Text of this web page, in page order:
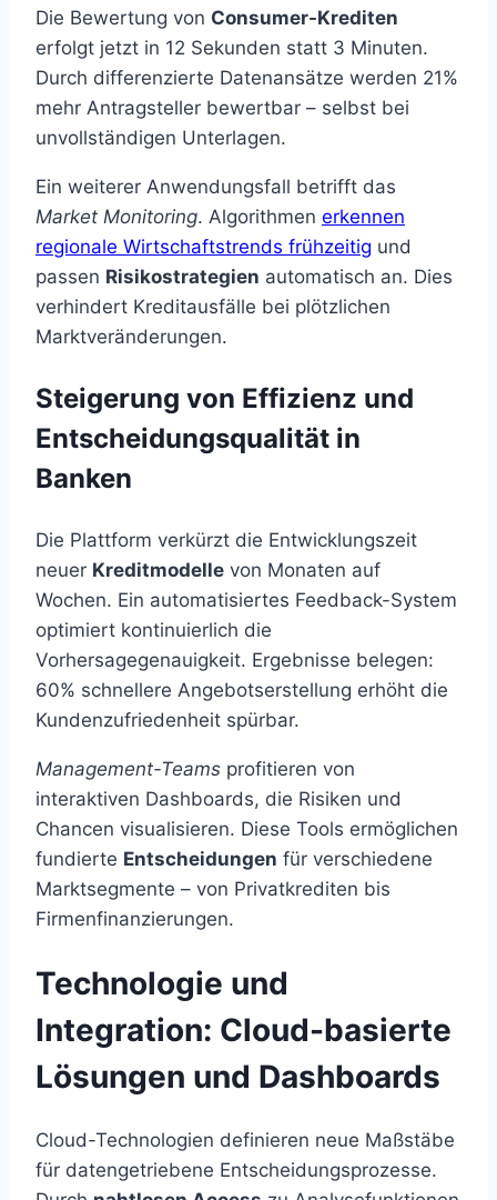
Die Bewertung von Consumer-Krediten
erfolgt jetzt in 12 Sekunden statt 3 Minuten.
Durch differenzierte Datenansätze werden 21%
mehr Antragsteller bewertbar – selbst bei
unvollständigen Unterlagen.
Ein weiterer Anwendungsfall betrifft das
Market Monitoring. Algorithmen erkennen
regionale Wirtschaftstrends frühzeitig und
passen Risikostrategien automatisch an. Dies
verhindert Kreditausfälle bei plötzlichen
Marktveränderungen.
Steigerung von Effizienz und
Entscheidungsqualität in
Banken
Die Plattform verkürzt die Entwicklungszeit
neuer Kreditmodelle von Monaten auf
Wochen. Ein automatisiertes Feedback-System
optimiert kontinuierlich die
Vorhersagegenauigkeit. Ergebnisse belegen:
60% schnellere Angebotserstellung erhöht die
Kundenzufriedenheit spürbar.
Management-Teams profitieren von
interaktiven Dashboards, die Risiken und
Chancen visualisieren. Diese Tools ermöglichen
fundierte Entscheidungen für verschiedene
Marktsegmente – von Privatkrediten bis
Firmenfinanzierungen.
Technologie und
Integration: Cloud-basierte
Lösungen und Dashboards
Cloud-Technologien definieren neue Maßstäbe
für datengetriebene Entscheidungsprozesse.